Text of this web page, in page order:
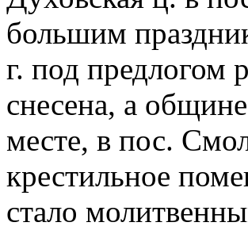
большим
г. под предлогом
снесена, а
месте, в пос.
крестильное
стало